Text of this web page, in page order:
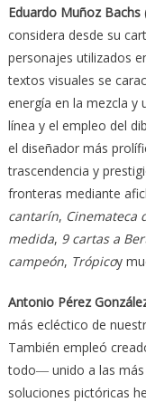
Eduardo Muñoz Bachs
considera desde su
personajes utilizados
textos visuales se
energía en la mezcla y
línea y el empleo del
el diseñador más
trascendencia y
fronteras mediante
cantarín, Cinemateca
medida, 9 cartas a
campeón, Trópicoy
Antonio Pérez
más ecléctico de
También empleó
todo― unido a las más
soluciones pictóricas